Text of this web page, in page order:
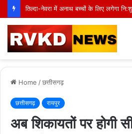
Home /छत्तीसगढ़
छत्तीसगढ़ रायपुर
अब शिकायतों पर होगी